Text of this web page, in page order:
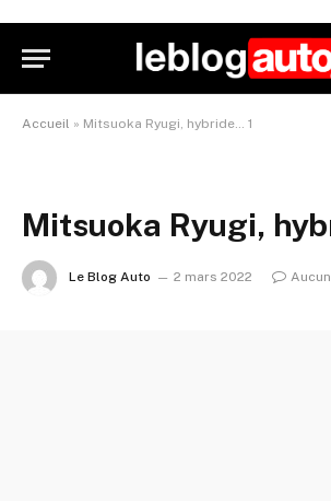
Accueil » Mitsuoka Ryugi, hybride… 1
Mitsuoka Ryugi,
Le Blog Auto 2 mars 2022